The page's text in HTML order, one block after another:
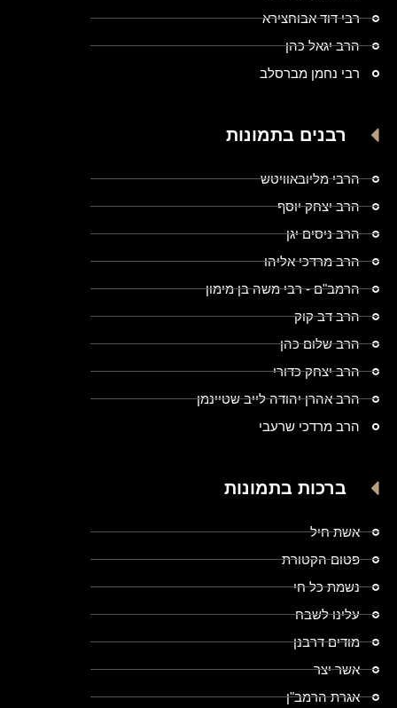
רבי דוד אבוחצירא
הרב יגאל כהן
רבי נחמן מברסלב
רבנים בתמונות
הרבי מליובאוויטש
הרב יצחק יוסף
הרב ניסים יגן
הרב מרדכי אליהו
הרמב"ם - רבי משה בן מימון
הרב דב קוק
הרב שלום כהן
הרב יצחק כדורי
הרב אהרן יהודה לייב שטיינמן
הרב מרדכי שרעבי
ברכות בתמונות
אשת חיל
פטום הקטורת
נשמת כל חי
עלינו לשבח
מודים דרבנן
אשר יצר
אגרת הרמב"ן